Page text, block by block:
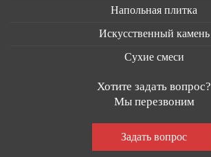
Напольная плитка
Искусственный камень
Сухие смеси
Хотите задать вопрос?
Мы перезвоним